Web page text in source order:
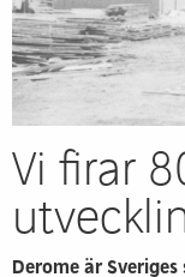
Vi firar
Derome är